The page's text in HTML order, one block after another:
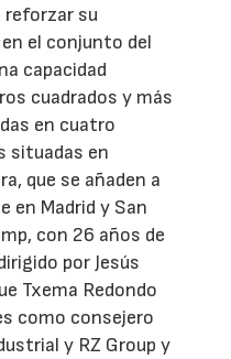
reforzar su
el conjunto del
capacidad
cuadrados y más
en cuatro
situadas en
que se añaden a
en Madrid y San
con 26 años de
por Jesús
Txema Redondo
como consejero
y RZ Group y